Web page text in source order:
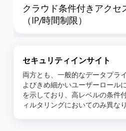
クラウド条件付きアクセ
（IP/時間制限）
セキュリティインサイト
両方とも、一般的なデータプラ
よびきめ細かいユーザーロール
を示しており、高レベルの条件
ィルタリングにおいてのみ異なり